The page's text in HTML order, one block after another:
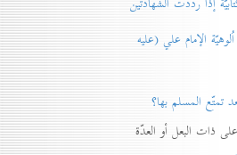
الإمام علي (عليه
المسلم بها؟
ذات البعل أو العدّة